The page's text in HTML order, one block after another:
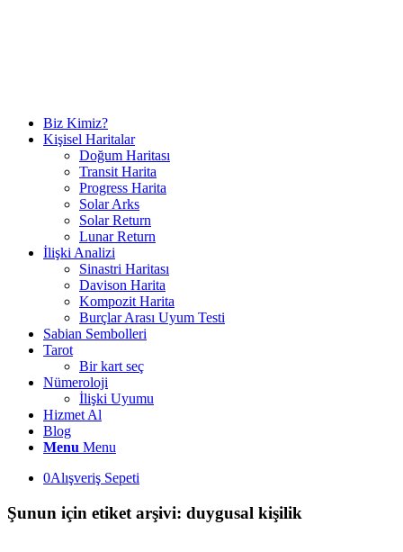
Biz Kimiz?
Kişisel Haritalar
Doğum Haritası
Transit Harita
Progress Harita
Solar Arks
Solar Return
Lunar Return
İlişki Analizi
Sinastri Haritası
Davison Harita
Kompozit Harita
Burçlar Arası Uyum Testi
Sabian Sembolleri
Tarot
Bir kart seç
Nümeroloji
İlişki Uyumu
Hizmet Al
Blog
Menu Menu
0Alışveriş Sepeti
Şunun için etiket arşivi: duygusal kişilik